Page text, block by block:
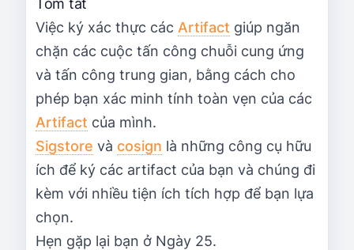
Tóm tắt
Việc ký xác thực các Artifact giúp ngăn
chặn các cuộc tấn công chuỗi cung ứng
và tấn công trung gian, bằng cách cho
phép bạn xác minh tính toàn vẹn của các
Artifact của mình.
Sigstore và cosign là những công cụ hữu
ích để ký các artifact của bạn và chúng đi
kèm với nhiều tiện ích tích hợp để bạn lựa
chọn.
Hẹn gặp lại bạn ở Ngày 25.